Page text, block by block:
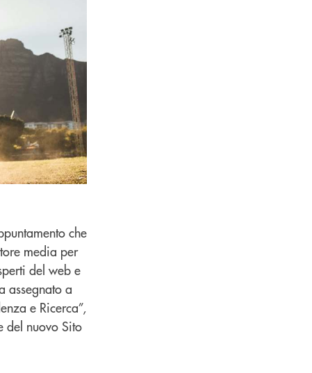
che
media per
del web e
assegnato a
e Ricerca”,
del nuovo Sito